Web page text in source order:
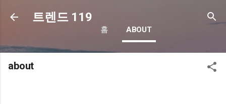
기본 콘텐츠로 건너뛰기
트렌드 119
홈 ABOUT
about